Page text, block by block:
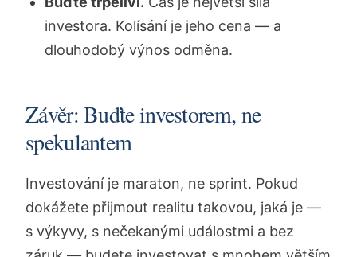
investora. Kolísání je jeho cena — a
dlouhodobý výnos odměna.
Závěr: Buďte investorem, ne
spekulantem
Investování je maraton, ne sprint. Pokud
dokážete přijmout realitu takovou, jaká je —
s výkyvy, s nečekanými událostmi a bez